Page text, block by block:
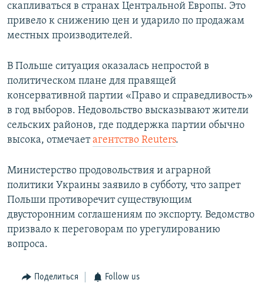
скапливаться в странах Центральной Европы. Это
привело к снижению цен и ударило по продажам
местных производителей.
В Польше ситуация оказалась непростой в
политическом плане для правящей
консервативной партии «Право и справедливость»
в год выборов. Недовольство высказывают жители
сельских районов, где поддержка партии обычно
высока, отмечаетагентство Reuters.
Министерство продовольствия и аграрной
политики Украины заявило в субботу, что запрет
Польши противоречит существующим
двусторонним соглашениям по экспорту. Ведомство
призвало к переговорам по урегулированию
вопроса.
Поделиться Follow us